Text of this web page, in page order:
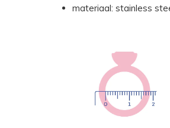
materiaal: stainless